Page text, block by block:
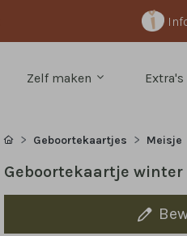
Zelf maken Extra's
Geboortekaartjes Meisje
Geboortekaartje